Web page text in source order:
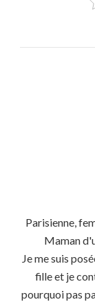
Parisienne,
Maman
Je me suis
fille et je
pourquoi pas